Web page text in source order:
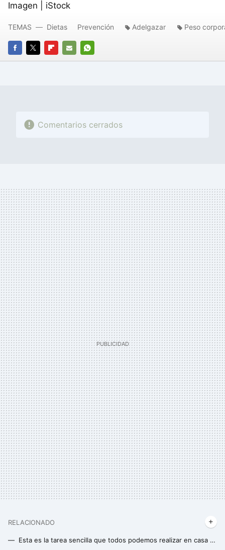
Imagen | iStock
FACEBOOK
TWITTERFLIPBOARD
E-
WHATSAPP
TEMAS Dietas Prevención Adelgazar Peso
Comentarios cerrados
RELACIONADO
Esta es la tarea sencilla que todos podemos realizar en casa para mejorar nuestra memoria y aprendizaje